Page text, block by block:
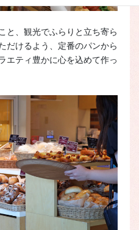
と、観光でふらりと立ち寄ら
だけるよう、定番のパンから
エティ豊かに心を込めて作っ